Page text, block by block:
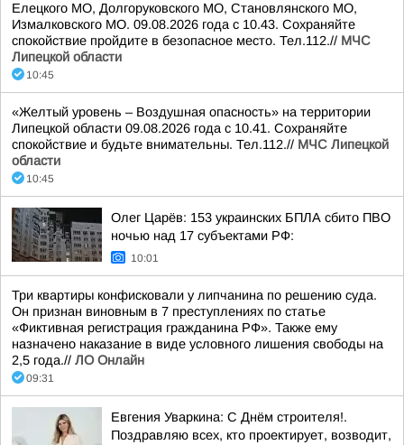
Елецкого МО, Долгоруковского МО, Становлянского МО,
Измалковского МО. 09.08.2026 года с 10.43. Сохраняйте
спокойствие пройдите в безопасное место. Тел.112.// МЧС
Липецкой области
10:45
«Желтый уровень – Воздушная опасность» на территории
Липецкой области 09.08.2026 года с 10.41. Сохраняйте
спокойствие и будьте внимательны. Тел.112.// МЧС Липецкой
области
10:45
Олег Царёв: 153 украинских БПЛА сбито ПВО
ночью над 17 субъектами РФ:
10:01
Три квартиры конфисковали у липчанина по решению суда.
Он признан виновным в 7 преступлениях по статье
«Фиктивная регистрация гражданина РФ». Также ему
назначено наказание в виде условного лишения свободы на
2,5 года.// ЛО Онлайн
09:31
Евгения Уваркина: С Днём строителя!.
Поздравляю всех, кто проектирует, возводит,